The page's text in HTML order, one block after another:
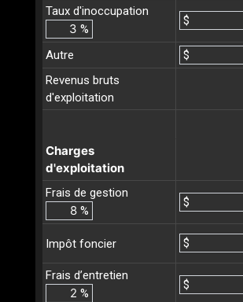
Taux d'inoccupation
%
$
Autre
$
Revenus bruts
d'exploitation
Charges
d'exploitation
Frais de gestion
%
$
Impôt foncier $
Frais d’entretien
%
$